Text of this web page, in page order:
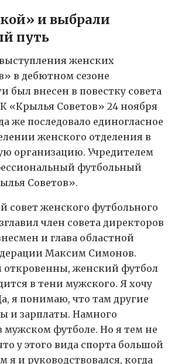
и выбрали
путь
выступления женских
в дебютном сезоне
был внесен в повестку совета
«Крылья Советов» 24 ноября
же последовало единогласное
женского отделения в
организацию. Учредителем
футбольный
Советов».
совет женского футбольного
член совета директоров
и глава областной
Максим Симонов.
откровенны, женский футбол
в тени мужского. Я хочу
я понимаю, что там другие
и зарплаты. Намного
мужском футболе. Но я тем не
у этого вида спорта большой
я и руководствовался, когда